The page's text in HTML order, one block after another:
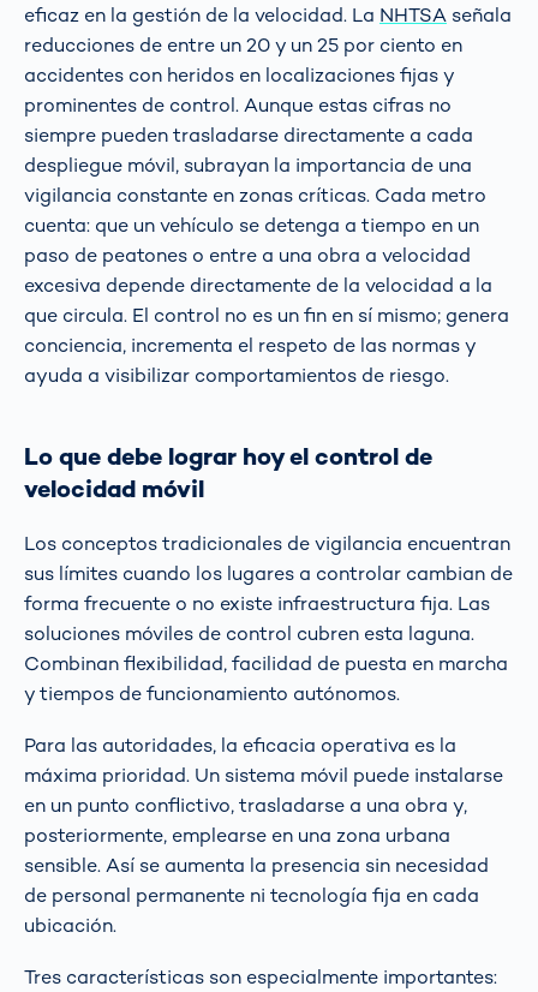
eficaz en la gestión de la velocidad. La NHTSA señala
reducciones de entre un 20 y un 25 por ciento en
accidentes con heridos en localizaciones fijas y
prominentes de control. Aunque estas cifras no
siempre pueden trasladarse directamente a cada
despliegue móvil, subrayan la importancia de una
vigilancia constante en zonas críticas. Cada metro
cuenta: que un vehículo se detenga a tiempo en un
paso de peatones o entre a una obra a velocidad
excesiva depende directamente de la velocidad a la
que circula. El control no es un fin en sí mismo; genera
conciencia, incrementa el respeto de las normas y
ayuda a visibilizar comportamientos de riesgo.
Lo que debe lograr hoy el control de
velocidad móvil
Los conceptos tradicionales de vigilancia encuentran
sus límites cuando los lugares a controlar cambian de
forma frecuente o no existe infraestructura fija. Las
soluciones móviles de control cubren esta laguna.
Combinan flexibilidad, facilidad de puesta en marcha
y tiempos de funcionamiento autónomos.
Para las autoridades, la eficacia operativa es la
máxima prioridad. Un sistema móvil puede instalarse
en un punto conflictivo, trasladarse a una obra y,
posteriormente, emplearse en una zona urbana
sensible. Así se aumenta la presencia sin necesidad
de personal permanente ni tecnología fija en cada
ubicación.
Tres características son especialmente importantes: